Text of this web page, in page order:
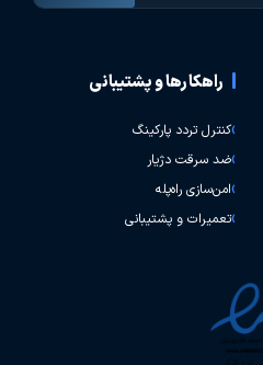
راهکارها و پشتیبانی
کنترل تردد پارکینگ
ضد سرقت دژیار
امن‌سازی راه‌پله
تعمیرات و پشتیبانی